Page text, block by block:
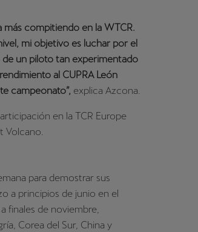
más compitiendo en la WTCR.
mi objetivo es luchar por el
un piloto tan experimentado
al CUPRA León
campeonato”, explica Azcona.
en la TCR Europe
Volcano.
para demostrar sus
a principios de junio en el
finales de noviembre,
Corea del Sur, China y